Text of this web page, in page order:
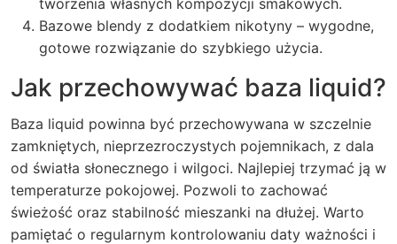
Bazowe blendy z dodatkiem nikotyny – wygodne,
gotowe rozwiązanie do szybkiego użycia.
Jak przechowywać baza liquid?
Baza liquid powinna być przechowywana w szczelnie
zamkniętych, nieprzezroczystych pojemnikach, z dala
od światła słonecznego i wilgoci. Najlepiej trzymać ją w
temperaturze pokojowej. Pozwoli to zachować
świeżość oraz stabilność mieszanki na dłużej. Warto
pamiętać o regularnym kontrolowaniu daty ważności i